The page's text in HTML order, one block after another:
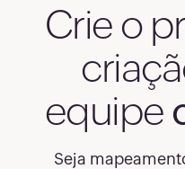
Crie o
equipe
Seja